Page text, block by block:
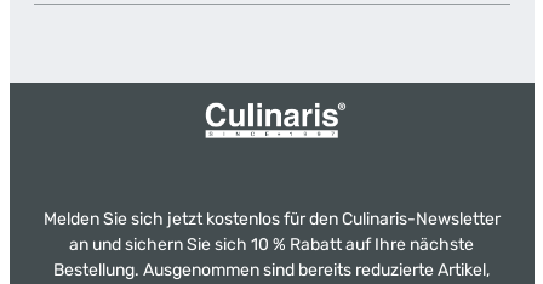
Melden Sie sich jetzt kostenlos für den Culinaris-Newsletter
an und sichern Sie sich 10 % Rabatt auf Ihre nächste
Bestellung. Ausgenommen sind bereits reduzierte Artikel,